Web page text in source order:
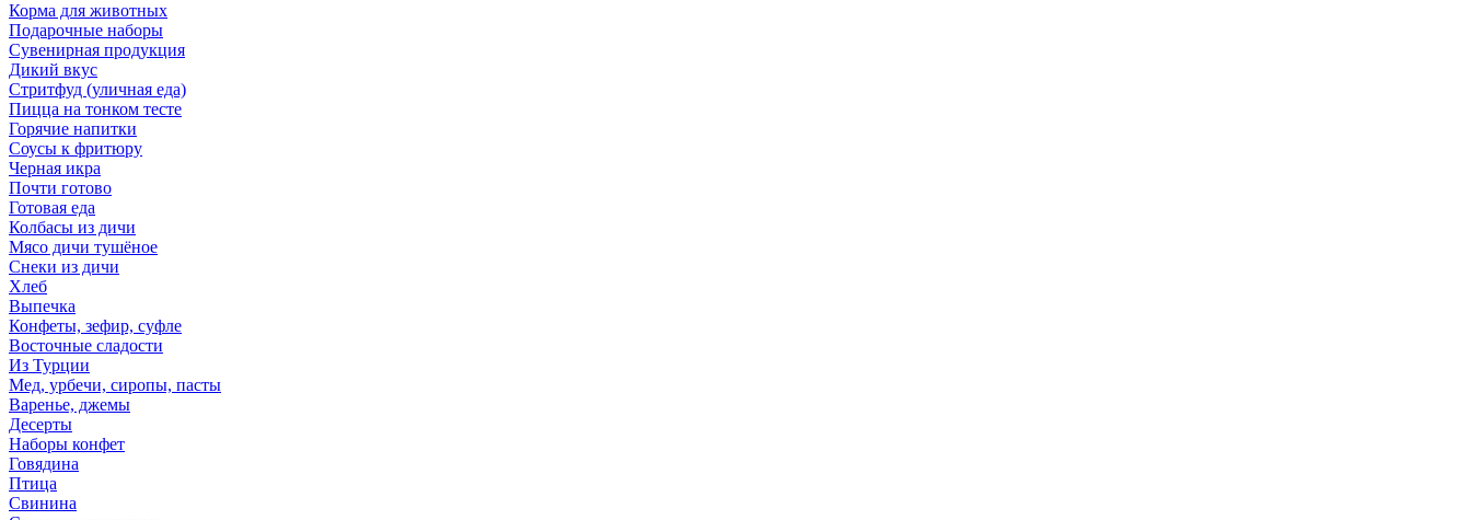
Корма для животных
Подарочные наборы
Сувенирная продукция
Дикий вкус
Стритфуд (уличная еда)
Пицца на тонком тесте
Горячие напитки
Соусы к фритюру
Черная икра
Почти готово
Готовая еда
Колбасы из дичи
Мясо дичи тушёное
Снеки из дичи
Хлеб
Выпечка
Конфеты, зефир, суфле
Восточные сладости
Из Турции
Мед, урбечи, сиропы, пасты
Варенье, джемы
Десерты
Наборы конфет
Говядина
Птица
Свинина